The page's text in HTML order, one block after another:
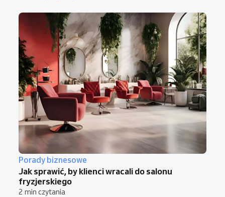
Porady biznesowe
Jak sprawić, by klienci wracali do salonu
fryzjerskiego
2 min czytania